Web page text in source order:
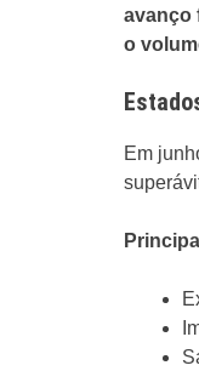
avanço
o
Em